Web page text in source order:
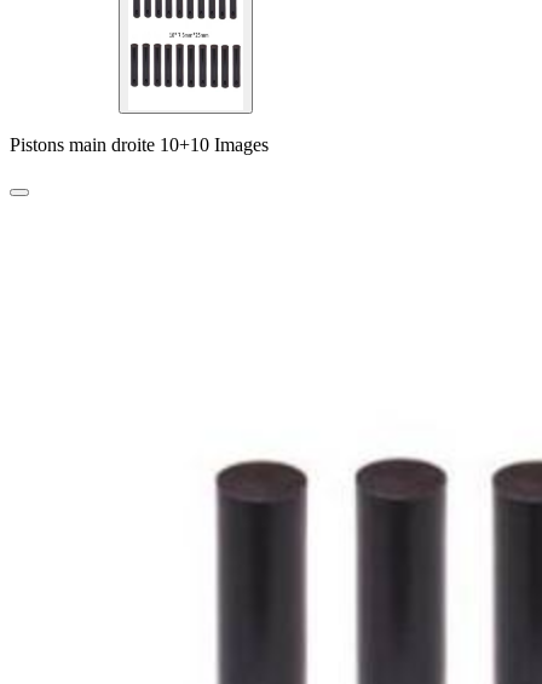
Pistons main droite 10+10 Images